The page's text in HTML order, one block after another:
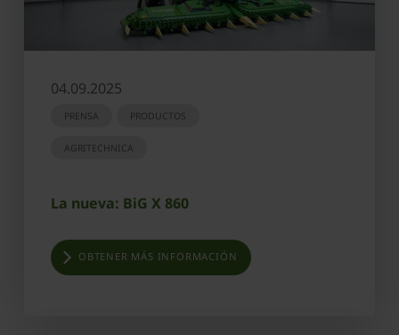
04.09.2025
PRENSA PRODUCTOS
AGRITECHNICA
La nueva: BiG X 860
OBTENER MÁS INFORMACIÓN